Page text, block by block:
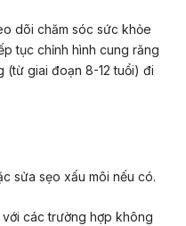
dõi chăm sóc sức khỏe
tục chỉnh hình cung răng
(từ giai đoạn 8-12 tuổi) đi
sửa sẹo xấu môi nếu có.
các trường hợp không